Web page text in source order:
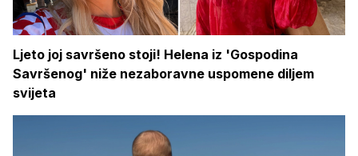
Ljeto joj savršeno stoji! Helena iz 'Gospodina
Savršenog' niže nezaboravne uspomene diljem
svijeta